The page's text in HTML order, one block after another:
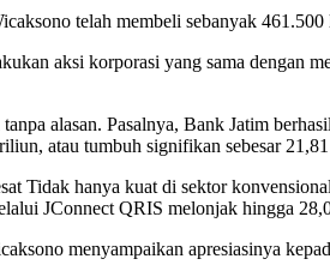
telah membeli sebanyak
aksi korporasi yang sama dengan
alasan. Pasalnya, Bank Jatim
atau tumbuh signifikan sebesar
Tidak hanya kuat di sektor
JConnect QRIS melonjak hingga
menyampaikan apresiasinya